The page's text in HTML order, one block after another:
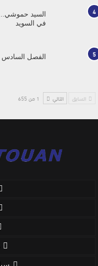
4
السيد حموشي..
في السويد
5 الفصل السادس
السابق التالي 1 من 655